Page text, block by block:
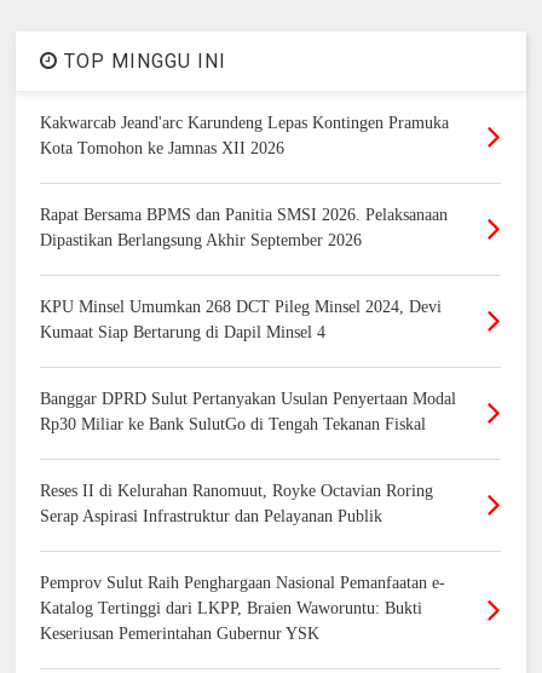
TOP MINGGU INI
Kakwarcab Jeand'arc Karundeng Lepas Kontingen Pramuka
Kota Tomohon ke Jamnas XII 2026
Rapat Bersama BPMS dan Panitia SMSI 2026. Pelaksanaan
Dipastikan Berlangsung Akhir September 2026
KPU Minsel Umumkan 268 DCT Pileg Minsel 2024, Devi
Kumaat Siap Bertarung di Dapil Minsel 4
Banggar DPRD Sulut Pertanyakan Usulan Penyertaan Modal
Rp30 Miliar ke Bank SulutGo di Tengah Tekanan Fiskal
Reses II di Kelurahan Ranomuut, Royke Octavian Roring
Serap Aspirasi Infrastruktur dan Pelayanan Publik
Pemprov Sulut Raih Penghargaan Nasional Pemanfaatan e-
Katalog Tertinggi dari LKPP, Braien Waworuntu: Bukti
Keseriusan Pemerintahan Gubernur YSK